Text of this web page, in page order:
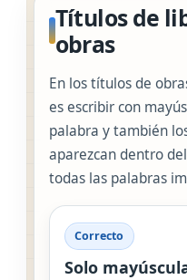
Títulos de
obras
En los títulos de
es escribir con
palabra y también
aparezcan dentro
todas las palabras
Correcto
Solo